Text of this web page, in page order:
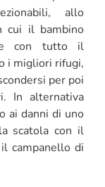
allo
cui il bambino
con tutto il
i migliori rifugi,
per poi
In alternativa
ai danni di uno
scatola con il
campanello di